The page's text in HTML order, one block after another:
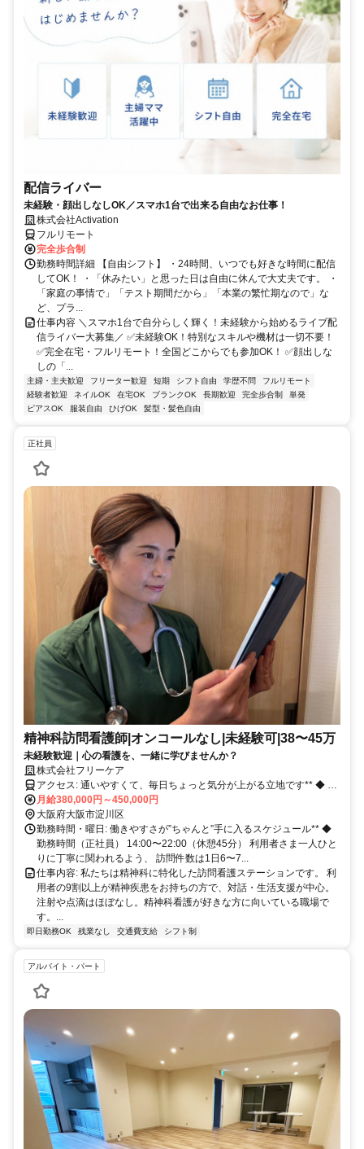
配信ライバー
未経験・顔出しなしOK／スマホ1台で出来る自由なお仕事！
株式会社Activation
フルリモート
完全歩合制
勤務時間詳細 【自由シフト】 ・24時間、いつでも好きな時間に配信
してOK！ ・「休みたい」と思った日は自由に休んで大丈夫です。 ・
「家庭の事情で」「テスト期間だから」「本業の繁忙期なので」な
ど、プラ...
仕事内容 ＼スマホ1台で自分らしく輝く！未経験から始めるライブ配
信ライバー大募集／ ✅未経験OK！特別なスキルや機材は一切不要！
✅完全在宅・フルリモート！全国どこからでも参加OK！ ✅顔出しな
しの「...
主婦・主夫歓迎 フリーター歓迎 短期 シフト自由 学歴不問
フルリモート
経験者歓迎
ネイルOK 在宅OK ブランクOK 長期歓迎 完全歩合制
単発
ピアスOK
服装自由 ひげOK 髪型・髪色自由
正社員
精神科訪問看護師|オンコールなし|未経験可|38〜45万
未経験歓迎｜心の看護を、一緒に学びませんか？
株式会社フリーケア
アクセス: 通いやすくて、毎日ちょっと気分が上がる立地です** ◆ 住
所 〒532-0026 大阪府大阪市淀川区塚本3丁目1-21 グローバルビル
2B ◆ 最寄り駅からのアクセス JR「塚本駅」から徒歩11分 駅からの
距離が程よく、落ち着いた住宅エリアに位置しています。 人通りも
多すぎず少なすぎず、毎日の通勤がしやすい環境です。 ◆ 通勤方法
・自転車通勤OK ・バイク通勤OK ・車通勤OK 「気分で自転車」「雨
の日は電車」みたいに、 その日のコンディションで選べる柔軟さが
あります。 ◆ 周辺環境 ・コンビニ、飲食店が多数 ・住宅街で静か
・駅前にはスーパーもあり、勤務前後の買い物に便利 日々の暮らし
と仕事のリズムが組みやすい場所です。 ◆ 訪問エリアとの相性も◎
大阪市・東大阪市など、 主要エリアにアクセスしやすく、移動負担
月給380,000円～450,000円
大阪府大阪市淀川区
勤務時間・曜日: 働きやすさが”ちゃんと”手に入るスケジュール** ◆
勤務時間（正社員） 14:00〜22:00（休憩45分） 利用者さま一人ひと
りに丁寧に関われるよう、 訪問件数は1日6〜7...
仕事内容: 私たちは精神科に特化した訪問看護ステーションです。 利
用者の9割以上が精神疾患をお持ちの方で、対話・生活支援が中心。
注射や点滴はほぼなし。精神科看護が好きな方に向いている職場で
す。...
即日勤務OK 残業なし 交通費支給 シフト制
アルバイト・パート